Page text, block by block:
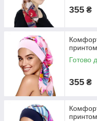
355 ₴
Готово
355 ₴